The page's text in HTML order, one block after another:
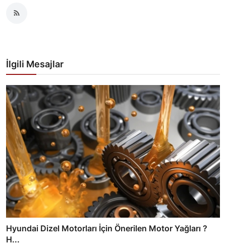
İlgili Mesajlar
Hyundai Dizel Motorları İçin Önerilen Motor Yağları ?
H...